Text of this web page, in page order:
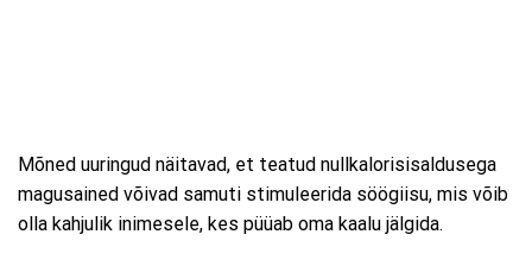
Mõned uuringud näitavad, et teatud nullkalorisisaldusega
magusained võivad samuti stimuleerida söögiisu, mis võib
olla kahjulik inimesele, kes püüab oma kaalu jälgida.